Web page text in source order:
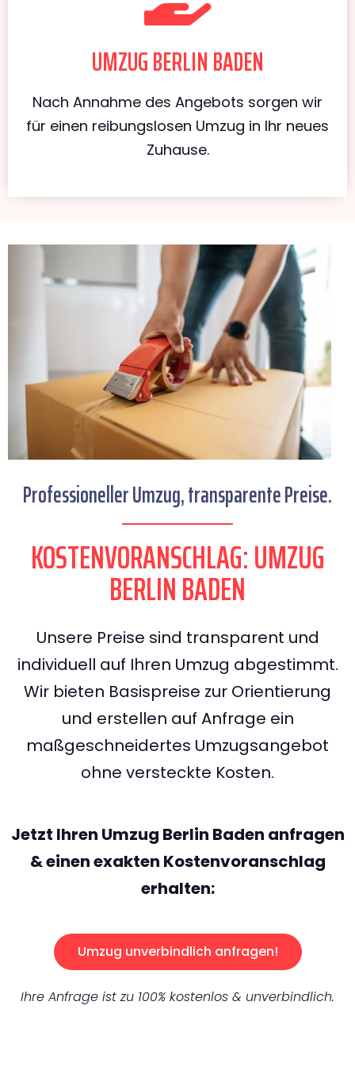
UMZUG BERLIN BADEN
Nach Annahme des Angebots sorgen wir
für einen reibungslosen Umzug in Ihr neues
Zuhause.
Professioneller Umzug, transparente Preise.
KOSTENVORANSCHLAG: UMZUG
BERLIN BADEN
Unsere Preise sind transparent und
individuell auf Ihren Umzug abgestimmt.
Wir bieten Basispreise zur Orientierung
und erstellen auf Anfrage ein
maßgeschneidertes Umzugsangebot
ohne versteckte Kosten.
Jetzt Ihren Umzug Berlin Baden anfragen
& einen exakten Kostenvoranschlag
erhalten:
Umzug unverbindlich anfragen!
Ihre Anfrage ist zu 100% kostenlos & unverbindlich.